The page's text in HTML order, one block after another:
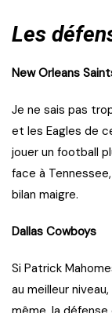
Les
New Orleans
Je ne sais pas
et les Eagles de
jouer un football
face à
bilan maigre.
Dallas Cowboys
Si Patrick
au meilleur